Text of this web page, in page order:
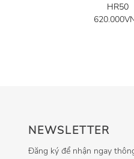
HR50
620.000
NEWSLETTER
Đăng ký để nhận ngay